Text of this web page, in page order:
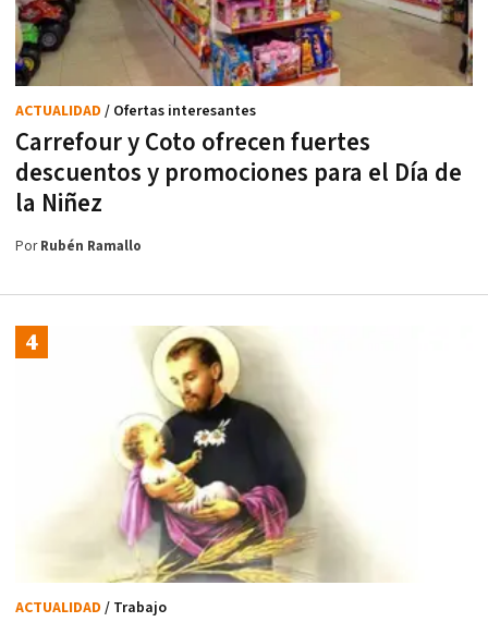
Carrefour y Coto ofrecen fuertes
descuentos y promociones para el Día de
la Niñez
ACTUALIDAD / Ofertas interesantes
PorRubén Ramallo
ACTUALIDAD / Trabajo